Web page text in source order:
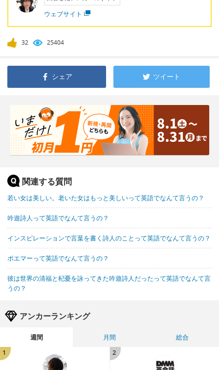
ウェブサイト
32 25404
シェア ツイート
関連する質問
若い女は美しい。老いた女はもっと美しいって英語でなんて言うの？
吟遊詩人って英語でなんて言うの？
インスピレーションで言葉を書く詩人のことって英語でなんて言うの？
ポエマーって英語でなんて言うの？
彼は世界の清福と杞憂を詠ってきた吟遊詩人だったって英語でなんて言
うの？
アンカーランキング
週間 月間
総合
1
2